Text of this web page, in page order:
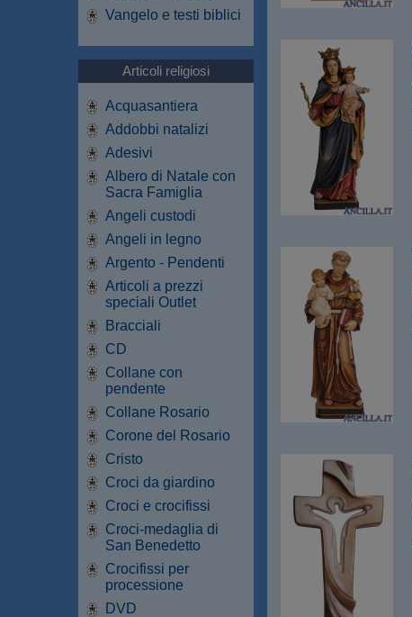
Vangelo e testi biblici
Articoli religiosi
Acquasantiera
Addobbi natalizi
Adesivi
Albero di Natale con
Sacra Famiglia
Angeli custodi
Angeli in legno
Argento - Pendenti
Articoli a prezzi
speciali Outlet
Bracciali
CD
Collane con
pendente
Collane Rosario
Corone del Rosario
Cristo
Croci da giardino
Croci e crocifissi
Croci-medaglia di
San Benedetto
Crocifissi per
processione
DVD